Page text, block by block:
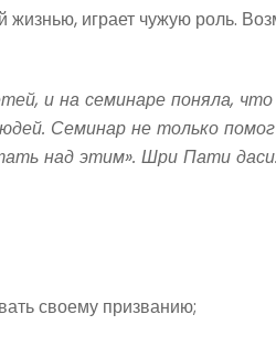
играет чужую роль.
и на семинаре поняла,
Семинар не только
над этим». Шри Пати даси.
своему призванию;